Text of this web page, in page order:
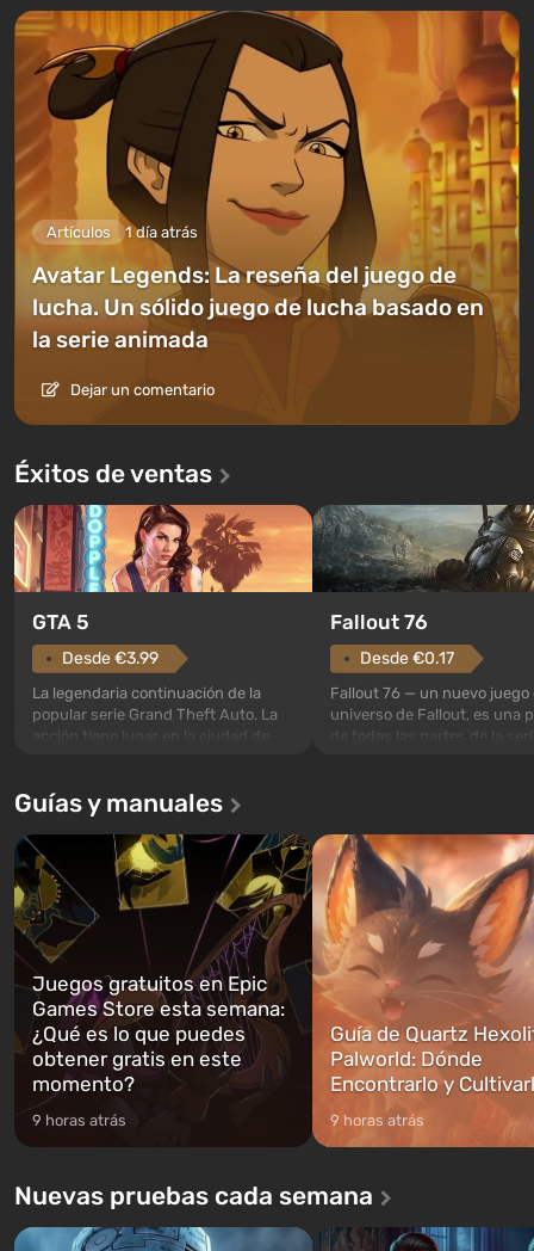
Artículos 1 día atrás
Avatar Legends: La reseña del juego de
lucha. Un sólido juego de lucha basado en
la serie animada
Dejar un comentario
Éxitos de ventas
GTA 5
Desde €3.99
La legendaria continuación de la
popular serie Grand Theft Auto. La
acción tiene lugar en la ciudad de
primera vez, el juego contará la
historia de tres personajes: Michael,
Trevor y Franklin, entre los cuales
podrás cambi...
Fallout 76
Desde €0.17
Fallout 76 — un nuevo juego
universo de Fallout, es una
de todas las partes de la
abrirse primero después de
caigan las bombas n...
Guías y manuales
Juegos gratuitos en Epic
Games Store esta semana:
¿Qué es lo que puedes
obtener gratis en este
momento?
9 horas atrás
Guía de Quartz
Palworld: Dónde
Encontrarlo y
9 horas atrás
Nuevas pruebas cada semana